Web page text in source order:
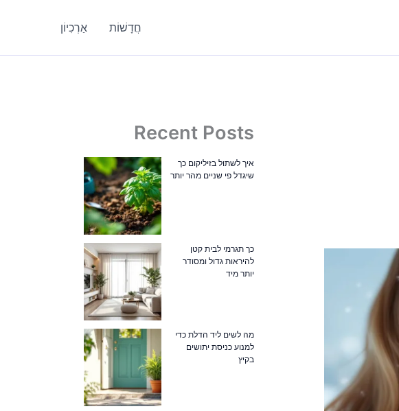
חֲדָשׁוֹת אַרְכִיוֹן
Recent Posts
איך לשתול בזיליקום כך
שיגדל פי שניים מהר יותר
כך תגרמי לבית קטן
להיראות גדול ומסודר
יותר מיד
מה לשים ליד הדלת כדי
למנוע כניסת יתושים
בקיץ